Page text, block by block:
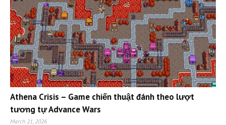
Athena Crisis – Game chiến thuật đánh theo lượt
tương tự Advance Wars
March 21, 2026